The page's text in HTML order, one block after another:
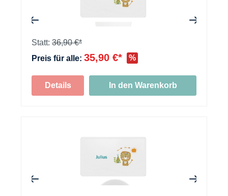
Statt: 36,90 €*
Preis für alle: 35,90 €* %
Details In den Warenkorb